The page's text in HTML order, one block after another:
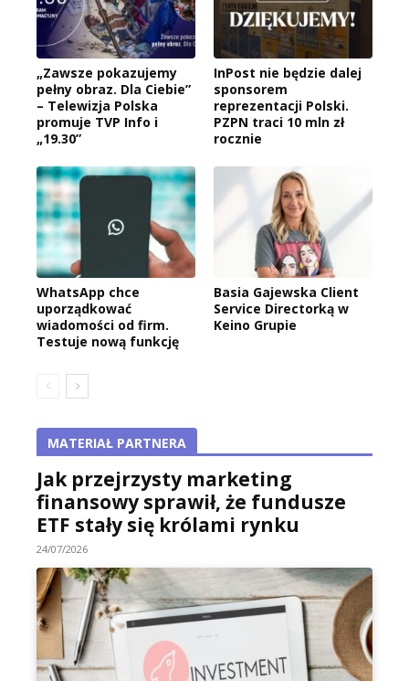
„Zawsze pokazujemy
pełny obraz. Dla Ciebie”
– Telewizja Polska
promuje TVP Info i
„19.30”
InPost nie będzie dalej
sponsorem
reprezentacji Polski.
PZPN traci 10 mln zł
rocznie
WhatsApp chce
uporządkować
wiadomości od firm.
Testuje nową funkcję
Basia Gajewska Client
Service Directorką w
Keino Grupie
MATERIAŁ PARTNERA
Jak przejrzysty marketing
finansowy sprawił, że fundusze
ETF stały się królami rynku
24/07/2026